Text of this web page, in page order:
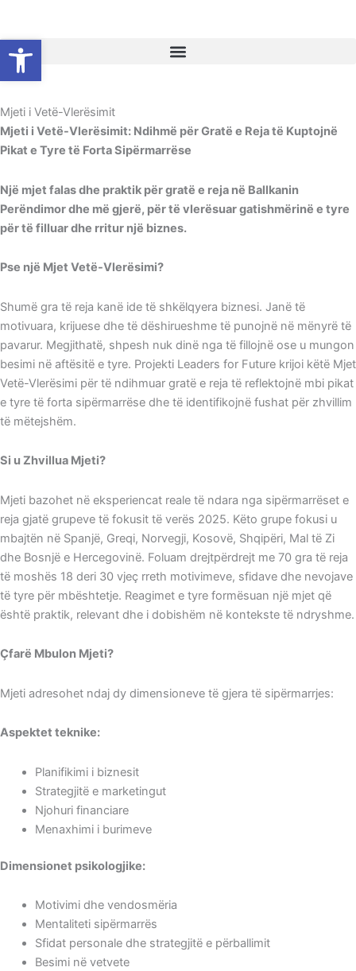
content
Mjeti i Vetë-Vlerësimit
Mjeti i Vetë-Vlerësimit: Ndihmë për Gratë e Reja të Kuptojnë
Pikat e Tyre të Forta Sipërmarrëse
Një mjet falas dhe praktik për gratë e reja në Ballkanin
Perëndimor dhe më gjerë, për të vlerësuar gatishmërinë e tyre
për të filluar dhe rritur një biznes.
Pse një Mjet Vetë-Vlerësimi?
Shumë gra të reja kanë ide të shkëlqyera biznesi. Janë të
motivuara, krijuese dhe të dëshirueshme të punojnë në mënyrë të
pavarur. Megjithatë, shpesh nuk dinë nga të fillojnë ose u mungon
besimi në aftësitë e tyre. Projekti Leaders for Future krijoi këtë Mjet
Vetë-Vlerësimi për të ndihmuar gratë e reja të reflektojnë mbi pikat
e tyre të forta sipërmarrëse dhe të identifikojnë fushat për zhvillim
të mëtejshëm.
Si u Zhvillua Mjeti?
Mjeti bazohet në eksperiencat reale të ndara nga sipërmarrëset e
reja gjatë grupeve të fokusit të verës 2025. Këto grupe fokusi u
mbajtën në Spanjë, Greqi, Norvegji, Kosovë, Shqipëri, Mal të Zi
dhe Bosnjë e Hercegovinë. Foluam drejtpërdrejt me 70 gra të reja
të moshës 18 deri 30 vjeç rreth motivimeve, sfidave dhe nevojave
të tyre për mbështetje. Reagimet e tyre formësuan një mjet që
është praktik, relevant dhe i dobishëm në kontekste të ndryshme.
Çfarë Mbulon Mjeti?
Mjeti adresohet ndaj dy dimensioneve të gjera të sipërmarrjes:
Aspektet teknike:
Planifikimi i biznesit
Strategjitë e marketingut
Njohuri financiare
Menaxhimi i burimeve
Dimensionet psikologjike:
Motivimi dhe vendosmëria
Mentaliteti sipërmarrës
Sfidat personale dhe strategjitë e përballimit
Besimi në vetvete
Open toolbar